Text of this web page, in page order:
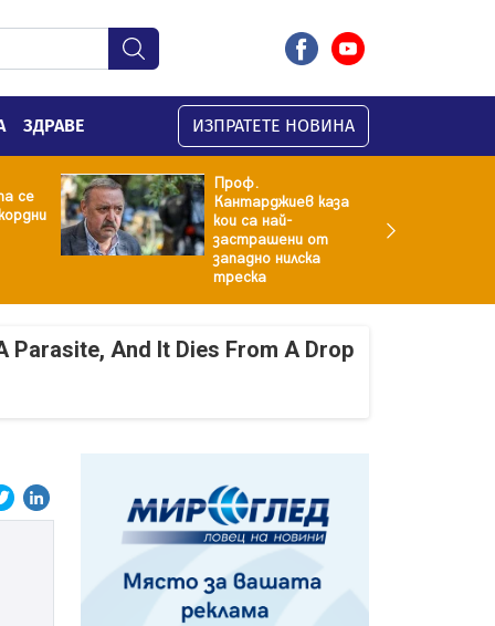
ЗДРАВЕ ИЗПРАТЕТЕ НОВИНА
се
Проф.
Кантарджиев каза
кои са най-
застрашени от
западно нилска
треска
Parasite, And It Dies From A Drop